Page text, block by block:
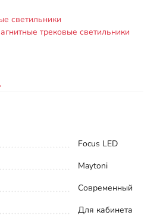
светильники
трековые светильники
Focus LED
Maytoni
Современный
Для кабинета